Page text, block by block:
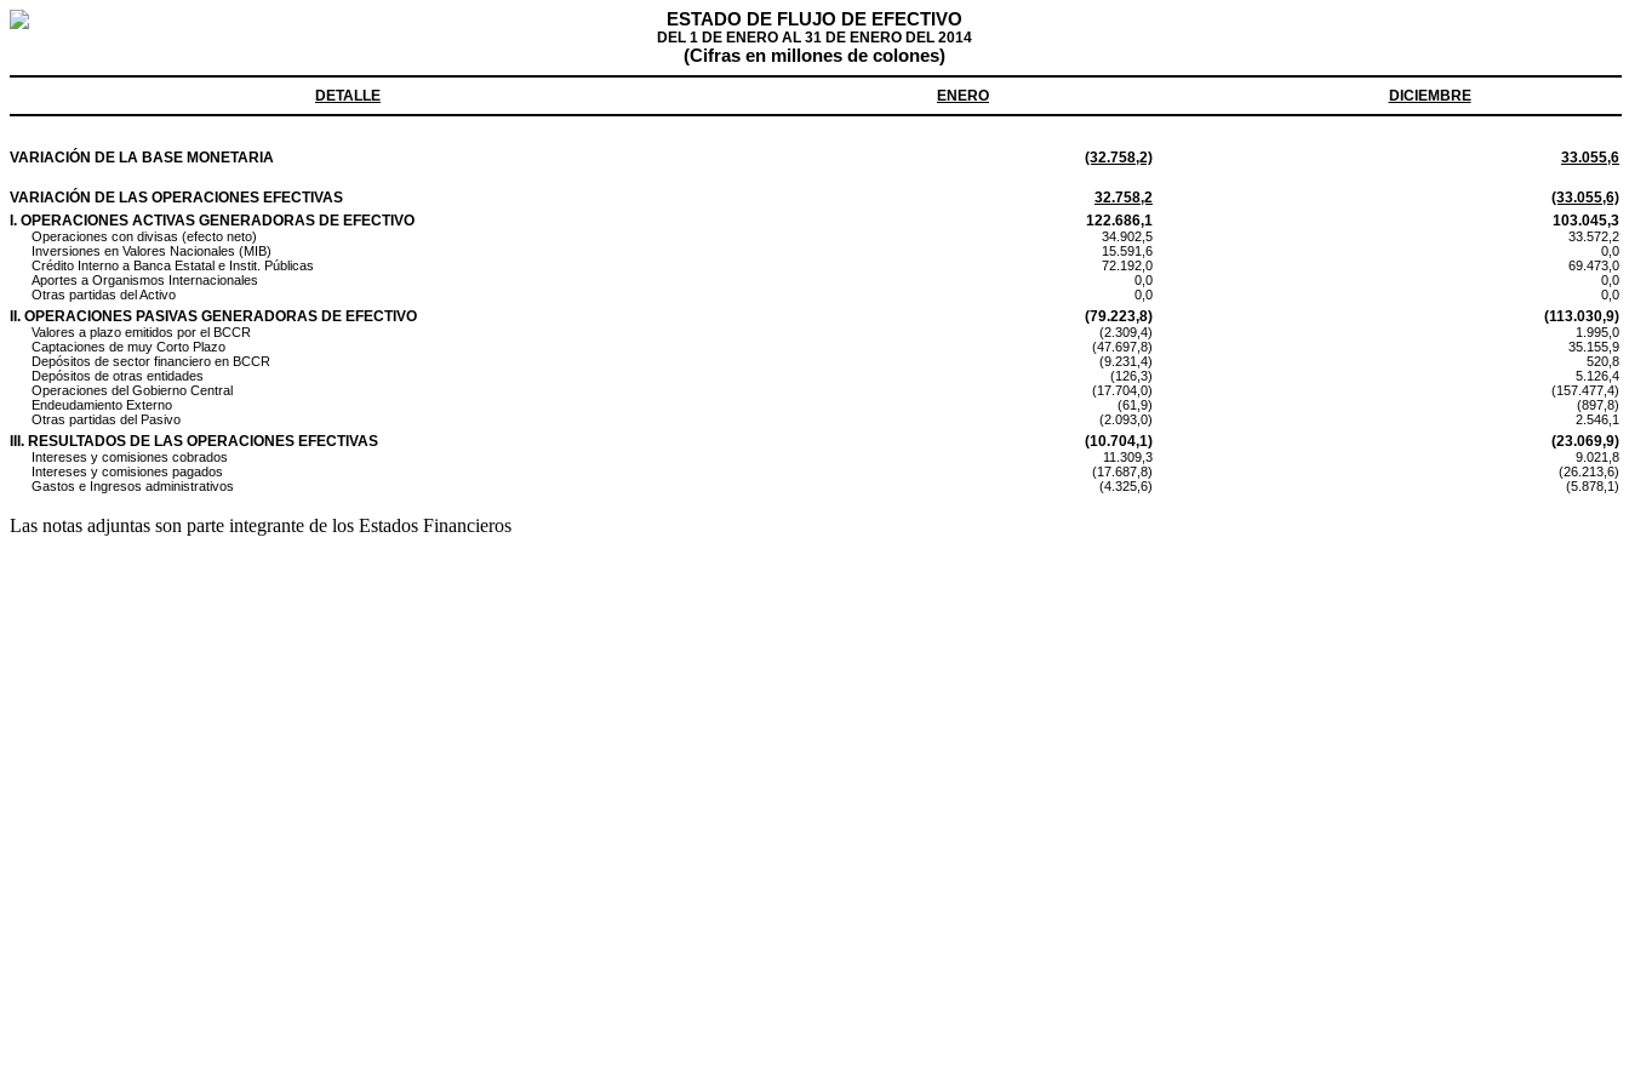
ESTADO DE FLUJO DE EFECTIVO
DEL 1 DE ENERO AL 31 DE ENERO DEL 2014
(Cifras en millones de colones)
DETALLE ENERO DICIEMBRE
VARIACIÓN DE LA BASE MONETARIA (32.758,2) 33.055,6
VARIACIÓN DE LAS OPERACIONES EFECTIVAS 32.758,2
(33.055,6)
I. OPERACIONES ACTIVAS GENERADORAS DE EFECTIVO
122.686,1 103.045,3
Operaciones con divisas (efecto neto) 34.902,5
33.572,2
Inversiones en Valores Nacionales (MIB)
15.591,6
0,0
Crédito Interno a Banca Estatal e Instit. Públicas
72.192,0
69.473,0
Aportes a Organismos Internacionales
0,0
0,0
Otras partidas del Activo
0,0 0,0
II. OPERACIONES PASIVAS GENERADORAS DE EFECTIVO (79.223,8) (113.030,9)
Valores a plazo emitidos por el BCCR (2.309,4)
1.995,0
Captaciones de muy Corto Plazo
(47.697,8)
35.155,9
Depósitos de sector financiero en BCCR
(9.231,4)
520,8
Depósitos de otras entidades
(126,3)
5.126,4
Operaciones del Gobierno Central
(17.704,0)
(157.477,4)
Endeudamiento Externo
(61,9)
(897,8)
Otras partidas del Pasivo
(2.093,0) 2.546,1
III. RESULTADOS DE LAS OPERACIONES EFECTIVAS (10.704,1) (23.069,9)
Intereses y comisiones cobrados 11.309,3
9.021,8
Intereses y comisiones pagados
(17.687,8)
(26.213,6)
Gastos e Ingresos administrativos
(4.325,6) (5.878,1)
Las notas adjuntas son parte integrante de los Estados Financieros